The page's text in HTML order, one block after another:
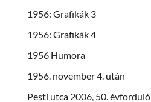
1956: Grafikák 3
1956: Grafikák 4
1956 Humora
1956. november 4. után
Pesti utca 2006, 50. évforduló